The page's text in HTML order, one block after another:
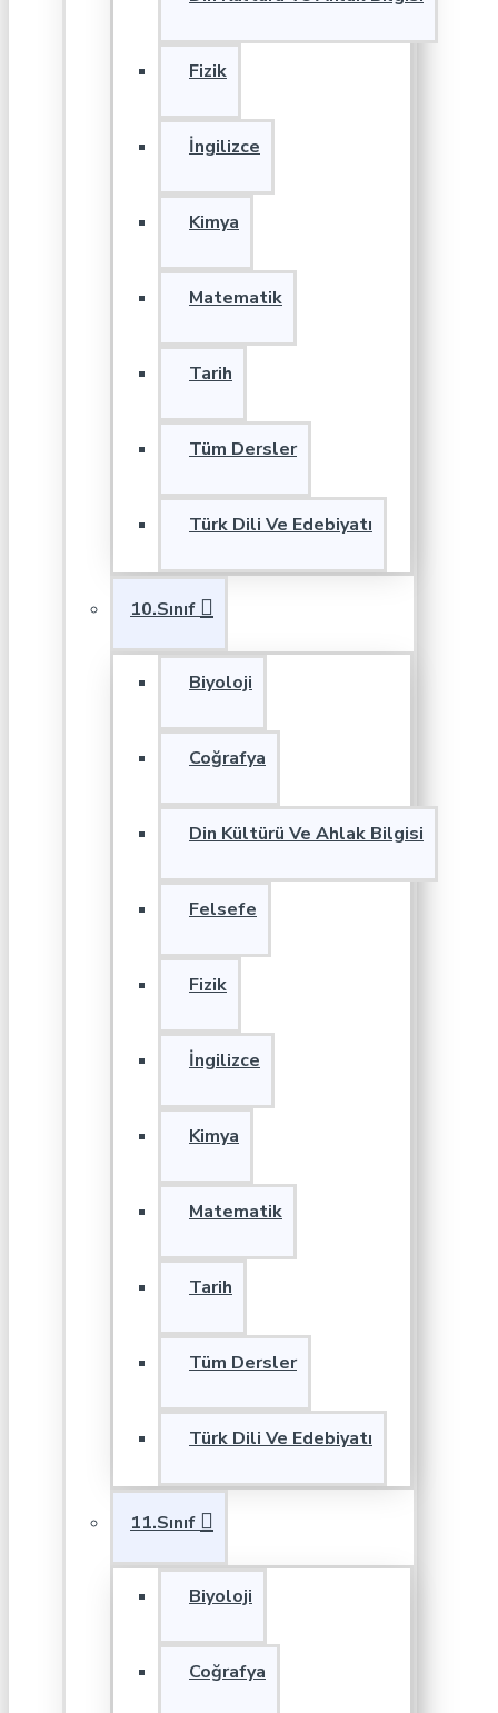
Fizik
İngilizce
Kimya
Matematik
Tarih
Tüm Dersler
Türk Dili Ve Edebiyatı
10.Sınıf
Biyoloji
Coğrafya
Din Kültürü Ve Ahlak Bilgisi
Felsefe
Fizik
İngilizce
Kimya
Matematik
Tarih
Tüm Dersler
Türk Dili Ve Edebiyatı
11.Sınıf
Biyoloji
Coğrafya